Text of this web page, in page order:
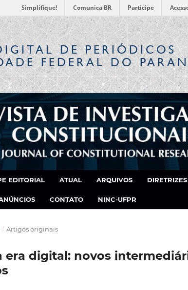
Simplifique! Comunica BR Participe
DE PERIÓDICOS
FEDERAL DO
EDITORIAL ATUAL ARQUIVOS
CONTATO NINC-UFPR
/ Artigos originais
era digital: novos